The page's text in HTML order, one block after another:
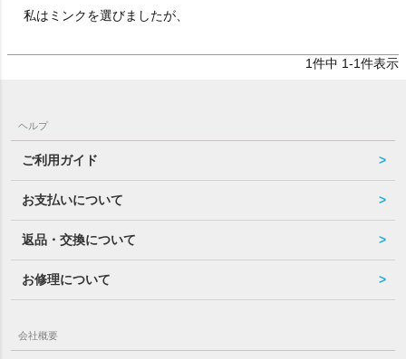
私はミンクを選びましたが、
1件中 1-1件表示
ヘルプ
ご利用ガイド
お支払いについて
返品・交換について
お修理について
会社概要